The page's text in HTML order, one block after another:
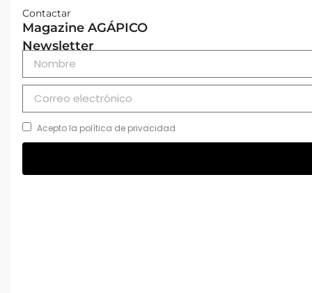
Contactar
Magazine AGÁPICO
Newsletter
Acepto la política de privacidad